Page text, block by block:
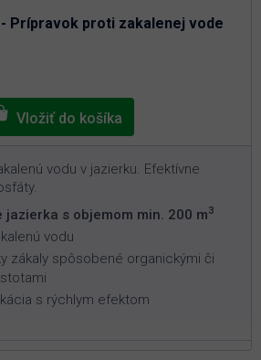
Prípravok proti zakalenej vode
je
4,6
vodu v jazierku. Efektívne
jazierka s objemom min. 200 m3
vodu
zákaly spôsobené organickými či
s rýchlym efektom